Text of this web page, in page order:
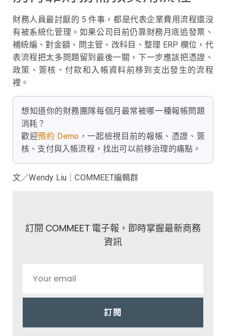
財務人員最討厭的 5 件事，都是代表企業費用流程還沒
有被系統化管理。如果公司目前仍靠財務月底追發票、
補統編、對金額、問主管、改科目、整理 ERP 欄位，代
表流程把太多問題留到最後一關，下一步應該把憑證、
政策、簽核、付款和入帳資料前移到支出發生的流程
裡。
想知道你的財務團隊每個月最常被哪一種報帳問題
消耗？
歡迎預約 Demo ，一起檢視目前的報帳、憑證、簽
核、支付與入帳流程，找出可以前移治理的痛點。
文／Wendy Liu｜COMMEET編輯群
訂閱 COMMEET 電子報，即時掌握最新商務
資訊
訂閱